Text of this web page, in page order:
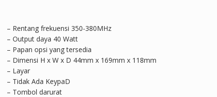
– Rentang frekuensi 350-380MHz
– Output daya 40 Watt
– Papan opsi yang tersedia
– Dimensi H x W x D 44mm x 169mm x 118mm
– Layar
– Tidak Ada KeypaD
– Tombol darurat